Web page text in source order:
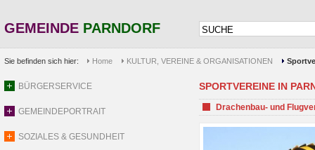
GEMEINDE PARNDORF
Sie befinden sich hier: Home KULTUR, VEREINE & ORGANISATIONEN
BÜRGERSERVICE
GEMEINDEPORTRAIT
SOZIALES & GESUNDHEIT
SPORTVEREINE IN
Drachenbau- und